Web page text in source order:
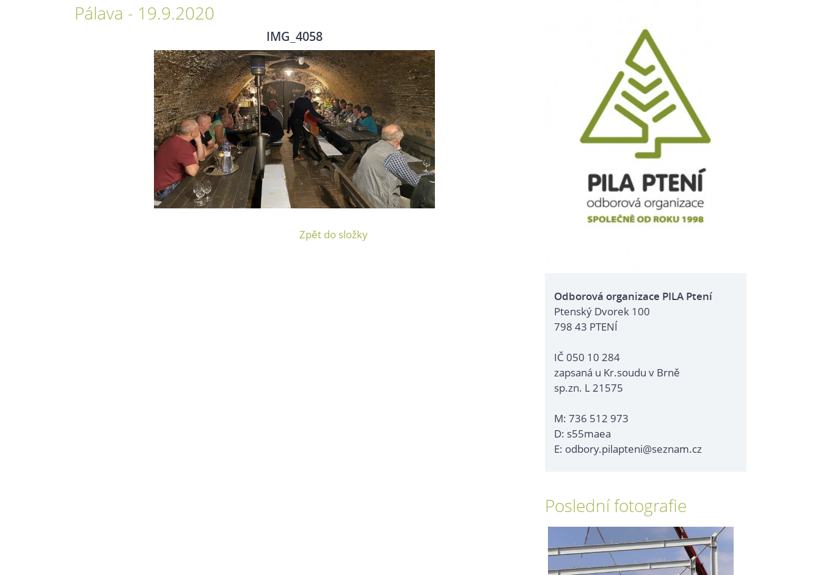
Pálava - 19.9.2020
IMG_4058
Zpět do složky
Odborová organizace PILA Ptení
Ptenský Dvorek 100
798 43 PTENÍ
IČ 050 10 284
zapsaná u Kr.soudu v Brně
sp.zn. L 21575
M: 736 512 973
D: s55maea
E: odbory.pilapteni@seznam.cz
Poslední fotografie